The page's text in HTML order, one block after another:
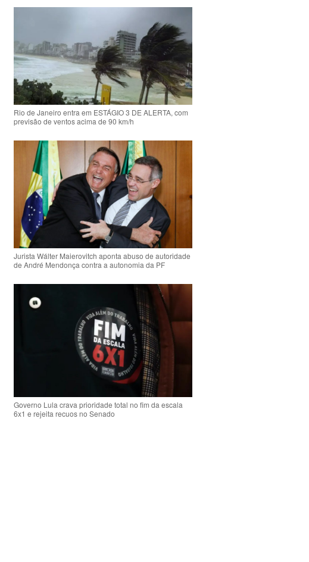
Rio de Janeiro entra em ESTÁGIO 3 DE ALERTA, com
previsão de ventos acima de 90 km/h
Jurista Wálter Maierovitch aponta abuso de autoridade
de André Mendonça contra a autonomia da PF
Governo Lula crava prioridade total no fim da escala
6x1 e rejeita recuos no Senado